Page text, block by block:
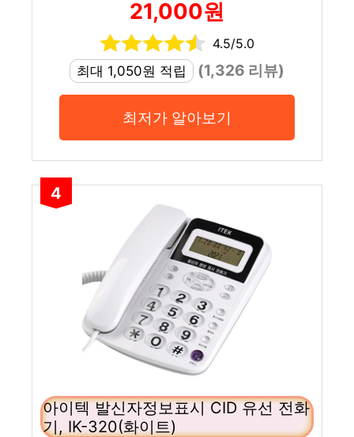
21,000원
4.5/5.0
최대 1,050원 적립
(1,326 리뷰)
최저가 알아보기
4
아이텍 발신자정보표시 CID 유선 전화
기, IK-320(화이트)